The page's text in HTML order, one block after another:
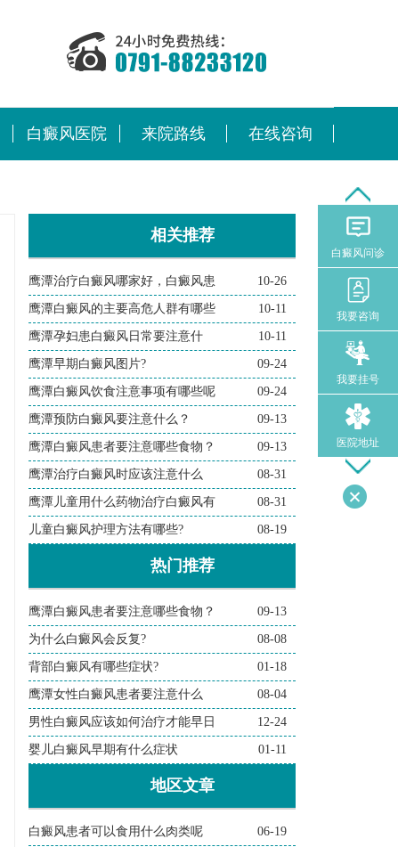
白癜风医院 来院路线 在线咨询
相关推荐
鹰潭治疗白癜风哪家好，白癜风患 10-26
鹰潭白癜风的主要高危人群有哪些 10-11
鹰潭孕妇患白癜风日常要注意什 10-11
鹰潭早期白癜风图片? 09-24
鹰潭白癜风饮食注意事项有哪些呢 09-24
鹰潭预防白癜风要注意什么？ 09-13
鹰潭白癜风患者要注意哪些食物？ 09-13
鹰潭治疗白癜风时应该注意什么 08-31
鹰潭儿童用什么药物治疗白癜风有 08-31
儿童白癜风护理方法有哪些? 08-19
热门推荐
鹰潭白癜风患者要注意哪些食物？ 09-13
为什么白癜风会反复? 08-08
背部白癜风有哪些症状? 01-18
鹰潭女性白癜风患者要注意什么 08-04
男性白癜风应该如何治疗才能早日 12-24
婴儿白癜风早期有什么症状 01-11
地区文章
白癜风患者可以食用什么肉类呢 06-19
白癜风问诊
我要咨询
我要挂号
医院地址
导医问诊